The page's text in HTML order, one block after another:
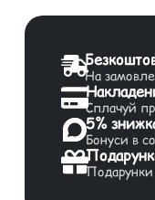
На
Сплачуй
5%
Бонуси в
Подарунки